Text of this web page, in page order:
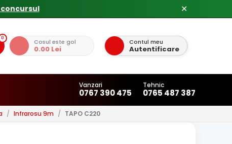
✕
0 Cosul este gol
0.00 Lei
Contul meu
Autentificare
Vanzari
0767 390 475
Tehnic
0765 487 387
/ Infrarosu 9m / TAPO C220